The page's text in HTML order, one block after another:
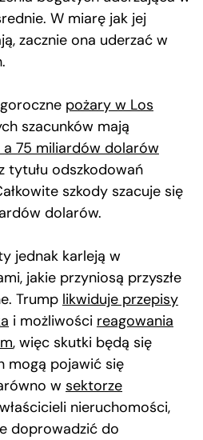
W miarę jak jej
zacznie ona uderzać w
pożary w Los
szacunków mają
a 75 miliardów dolarów
tytułu odszkodowań
szkody szacuje się
dolarów.
jednak karleją w
jakie przyniosą przyszłe
Trump likwiduje przepisy
i możliwości reagowania
, więc skutki będą się
mogą pojawić się
w sektorze
nieruchomości,
doprowadzić do